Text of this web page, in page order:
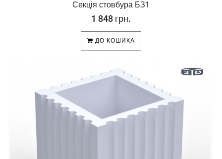
Секція стовбура БЗ1
1 848 грн.
ДО КОШИКА